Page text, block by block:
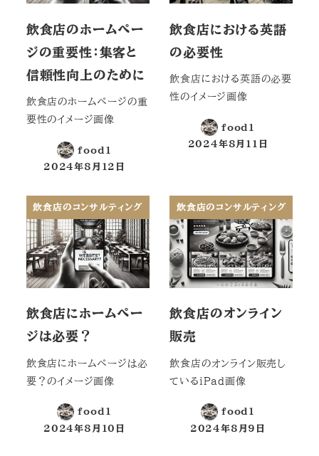
飲食店のホームペー
ジの重要性：集客と
信頼性向上のために
飲食店のホームページの重
要性のイメージ画像
food1
2024年8月12日
飲食店における英語
の必要性
飲食店における英語の必要
性のイメージ画像
food1
2024年8月11日
飲食店のコンサルティング
飲食店にホームペー
ジは必要？
飲食店にホームページは必
要？のイメージ画像
food1
2024年8月10日
飲食店のコンサルティング
飲食店のオンライン
販売
飲食店のオンライン販売し
ているiPad画像
food1
2024年8月9日